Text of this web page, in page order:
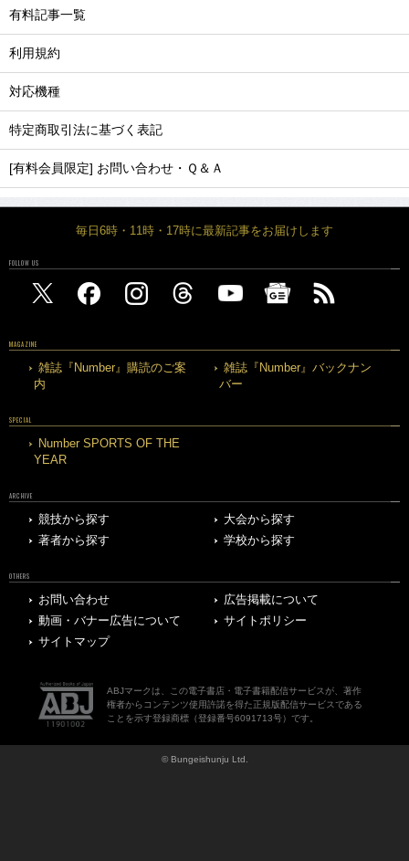
有料記事一覧
利用規約
対応機種
特定商取引法に基づく表記
[有料会員限定] お問い合わせ・Ｑ＆Ａ
毎日6時・11時・17時に最新記事をお届けします
FOLLOW US
MAGAZINE
雑誌『Number』購読のご案
内
雑誌『Number』バックナン
バー
SPECIAL
Number SPORTS OF THE
YEAR
ARCHIVE
競技から探す
大会から探す
著者から探す
学校から探す
OTHERS
お問い合わせ
広告掲載について
動画・バナー広告について
サイトポリシー
サイトマップ
ABJマークは、この電子書店・電子書籍配信サービスが、著作
権者からコンテンツ使用許諾を得た正規版配信サービスである
ことを示す登録商標（登録番号6091713号）です。
© Bungeishunju Ltd.